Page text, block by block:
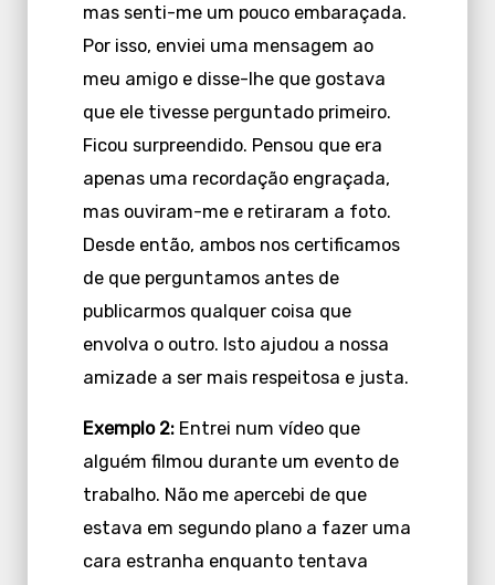
mas senti-me um pouco embaraçada.
Por isso, enviei uma mensagem ao
meu amigo e disse-lhe que gostava
que ele tivesse perguntado primeiro.
Ficou surpreendido. Pensou que era
apenas uma recordação engraçada,
mas ouviram-me e retiraram a foto.
Desde então, ambos nos certificamos
de que perguntamos antes de
publicarmos qualquer coisa que
envolva o outro. Isto ajudou a nossa
amizade a ser mais respeitosa e justa.
Exemplo 2:Entrei num vídeo que
alguém filmou durante um evento de
trabalho. Não me apercebi de que
estava em segundo plano a fazer uma
cara estranha enquanto tentava